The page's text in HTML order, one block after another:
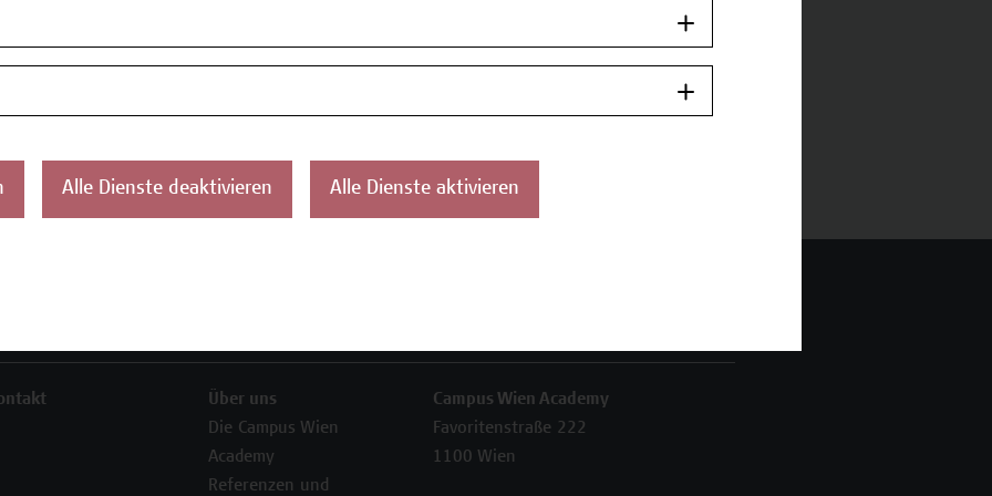
Verfügung.
Über uns
Die Campus Wien
Academy
Referenzen und
Campus Wien Academy
Favoritenstraße 222
1100 Wien
Alle Dienste deaktivieren Alle Dienste aktivieren